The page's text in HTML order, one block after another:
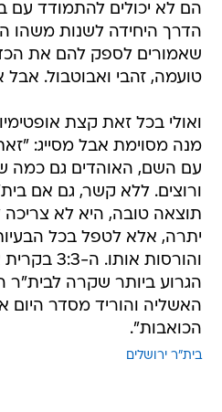
הם לא יכולים להתמודד עם
הדרך היחידה לשנות משהו
שאמורים לספק להם את
טועמה, זהבי ואבוטבול. אבל
ואולי בכל זאת קצת
מנה מסוימת אבל מסייג:
עם השם, האוהדים גם כמה
ורוצים. ללא קשר, גם אם
תוצאה טובה, היא לא צריכה
יתרה, אלא לטפל בכל
והורסות
הגרוע ביותר שקרה לבית"ר
האשליה והוריד מסדר היום
הכואבות".
בית"ר ירושלים